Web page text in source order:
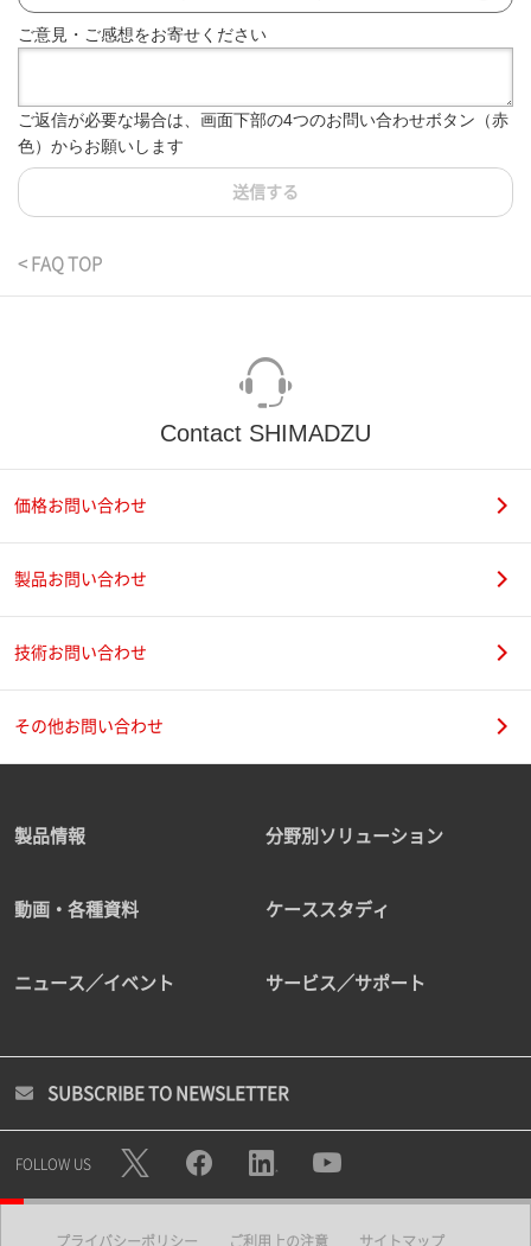
ご意見・ご感想をお寄せください
ご返信が必要な場合は、画面下部の4つのお問い合わせボタン（赤
色）からお願いします
送信する
< FAQ TOP
Contact SHIMADZU
価格お問い合わせ
製品お問い合わせ
技術お問い合わせ
その他お問い合わせ
製品情報 分野別ソリューション
動画・各種資料 ケーススタディ
ニュース／イベント サービス／サポート
SUBSCRIBE TO NEWSLETTER
FOLLOW US
プライバシーポリシー ご利用上の注意 サイトマップ